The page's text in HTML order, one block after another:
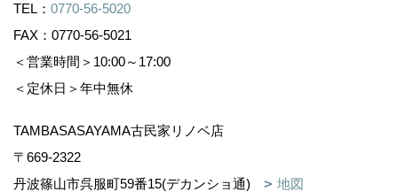
TEL： 0770-56-5020
FAX：0770-56-5021
＜営業時間＞10:00～17:00
＜定休日＞年中無休
TAMBASASAYAMA古民家リノベ店
〒669-2322
丹波篠山市呉服町59番15(デカンショ通)
地図